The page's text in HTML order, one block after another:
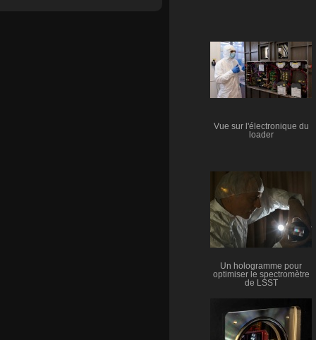
Vue sur l'électronique du
loader
Un hologramme pour
optimiser le spectromètre
de LSST